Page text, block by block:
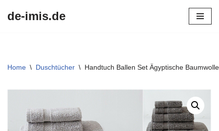
de-imis.de
Home \ Duschtücher \ Handtuch Ballen Set Ägyptische